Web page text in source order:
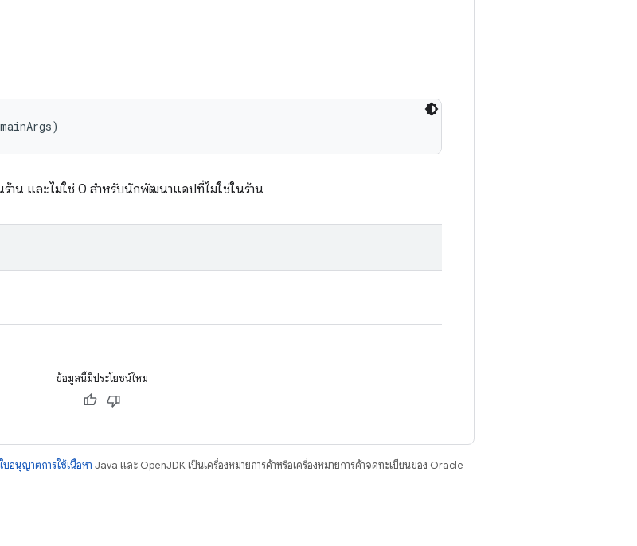
น และไม่ใช่ 0 สําหรับนักพัฒนาแอปที่ไม่ใช่ในร้าน
ข้อมูลนี้มีประโยชน์ไหม
ใบอนุญาตการใช้เนื้อหา Java และ OpenJDK เป็นเครื่องหมายการค้าหรือเครื่องหมายการค้าจดทะเบียนของ Oracle